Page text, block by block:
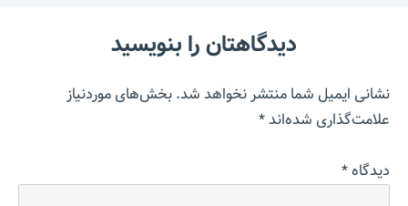
دیدگاهتان را بنویسید
نشانی ایمیل شما منتشر نخواهد شد.بخش‌های موردنیاز
علامت‌گذاری شده‌اند*
دیدگاه*